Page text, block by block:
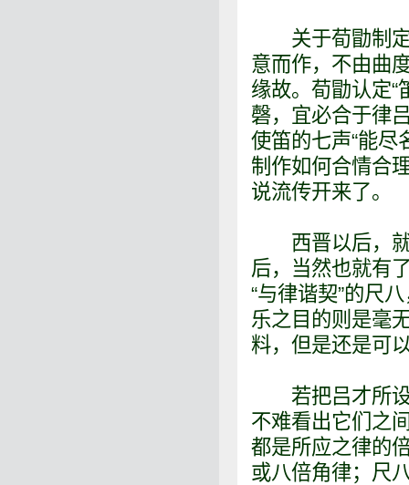
关于荀勖制定
意而作，不由曲
缘故。荀勖认定
磬，宜必合于律
使笛的七声“能尽
制作如何合情合
说流传开来了。
西晋以后，就
后，当然也就有
“与律谐契”的尺
乐之目的则是毫
料，但是还是可
若把吕才所设
不难看出它们之
都是所应之律的
或八倍角律；尺